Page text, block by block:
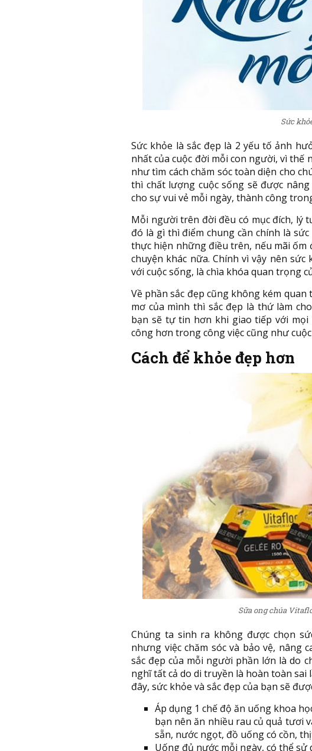
Sức
Sức khỏe là sắc đẹp là 2 yếu tố ảnh
nhất của cuộc đời mỗi con người, vì
như tìm cách chăm sóc toàn diện cho
thì chất lượng cuộc sống sẽ được
cho sự vui vẻ mỗi ngày, thành công
Mỗi người trên đời đều có mục đích, lý
đó là gì thì điểm chung cần chính là
thực hiện những điều trên, nếu mãi
chuyện khác nữa. Chính vì vậy nên
với cuộc sống, là chìa khóa quan trọng
Về phần sắc đẹp cũng không kém
mơ của mình thì sắc đẹp là thứ làm
bạn sẽ tự tin hơn khi giao tiếp với
công hơn trong công việc cũng như
Cách để khỏe đẹp hơn
Sữa ong chúa
Chúng ta sinh ra không được chọn
nhưng việc chăm sóc và bảo vệ, nâng
sắc đẹp của mỗi người phần lớn là do
nghĩ tất cả do di truyền là hoàn toàn
đây, sức khỏe và sắc đẹp của bạn sẽ
Áp dụng 1 chế độ ăn uống khoa
bạn nên ăn nhiều rau củ quả tươi
sẵn, nước ngọt, đồ uống có cồn,
Uống đủ nước mỗi ngày, có thể sử